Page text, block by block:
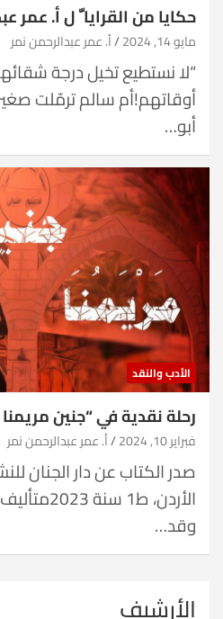
حكايا من القرايا ّ ل أ. عمر
مايو 14, 2024 أ. عمر عبدالرحمن نمر
“لا نستطيع تخيل درجة
أوقاتهم!أم سالم ترمّلت
أبو…
الأدب والنقد
رحلة نقدية في “جنين
فبراير 10, 2024 أ. عمر عبدالرحمن نمر
صدر الكتاب عن دار الجنان
الأردن،
وقد…
الأرشيف